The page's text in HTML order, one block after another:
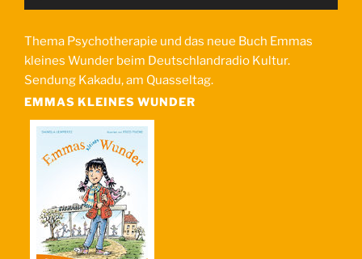
Thema Psychotherapie und das neue Buch Emmas
kleines Wunder beim Deutschlandradio Kultur.
Sendung Kakadu, am Quasseltag.
EMMAS KLEINES WUNDER